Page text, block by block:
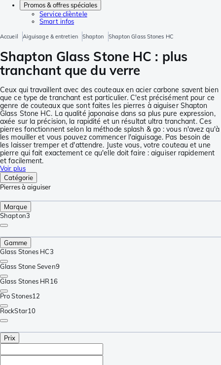
Promos & offres spéciales
Service clièntele
Smart infos
Accueil Aiguisage & entretien Shapton Shapton Glass Stones HC
Shapton Glass Stone HC : plus
tranchant que du verre
Ceux qui travaillent avec des couteaux en acier carbone savent bien
que ce type de tranchant est particulier. C'est précisément pour ce
genre de couteaux que sont faites les pierres à aiguiser Shapton
Glass Stone HC. La qualité japonaise dans sa plus pure expression,
axée sur la précision, la rapidité et un résultat ultra tranchant. Ces
pierres fonctionnent selon la méthode splash & go : vous n'avez qu'à
les mouiller et vous pouvez commencer l'aiguisage. Pas besoin de
les laisser tremper et d'attendre. Juste vous, votre couteau et une
pierre qui fait exactement ce qu'elle doit faire : aiguiser rapidement
et facilement.
Voir plus
Catégorie
Pierres à aiguiser
Marque
Shapton3
Gamme
Glass Stones HC3
Glass Stone Seven9
Glass Stones HR16
Pro Stones12
RockStar10
Prix